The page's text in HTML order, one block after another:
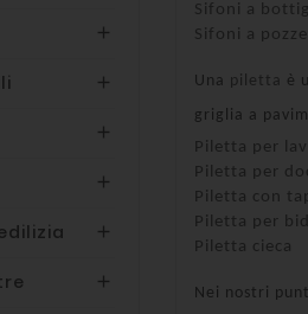






Sifoni a
Sifoni a
Una piletta è
griglia a
Piletta per
Piletta per
Piletta con
Piletta per
Piletta cieca
Nei nostri